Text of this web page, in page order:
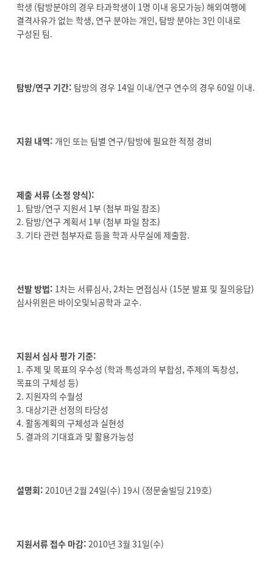
학생 (탐방분야의 경우 타과학생이 1명 이내 응모가능) 해외여행에
결격사유가 없는 학생, 연구 분야는 개인, 탐방 분야는 3인 이내로
구성된 팀.
탐방/연구 기간: 탐방의 경우 14일 이내/연구 연수의 경우 60일 이내.
지원 내역: 개인 또는 팀별 연구/탐방에 필요한 적정 경비
제출 서류 (소정 양식):
1. 탐방/연구 지원서 1부 (첨부 파일 참조)
2. 탐방/연구 계획서 1부 (첨부 파일 참조)
3. 기타 관련 첨부자료 등을 학과 사무실에 제출함.
선발 방법: 1차는 서류심사, 2차는 면접심사 (15분 발표 및 질의응답)
심사위원은 바이오및뇌공학과 교수.
지원서 심사 평가 기준:
1. 주제 및 목표의 우수성 (학과 특성과의 부합성, 주제의 독창성,
목표의 구체성 등)
2. 지원자의 수월성
3. 대상기관 선정의 타당성
4. 활동계획의 구체성과 실현성
5. 결과의 기대효과 및 활용가능성
설명회: 2010년 2월 24일(수) 19시 (정문술빌딩 219호)
지원서류 접수 마감: 2010년 3월 31일(수)